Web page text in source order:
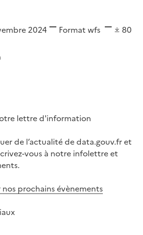
2024 Format wfs
80
lettre d'information
de l’actualité de data.gouv.fr et
vous à notre infolettre et
nos prochains évènements